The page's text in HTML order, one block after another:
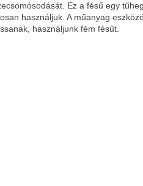
Ez a fésű egy
használjuk. A műanyag
használjunk fém fésűt.